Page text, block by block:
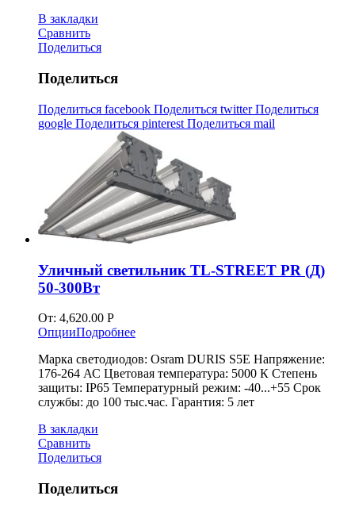
В закладки
Сравнить
Поделиться
Поделиться
Поделиться facebook Поделиться twitterПоделиться
google Поделиться pinterest Поделиться mail
Уличный светильник TL-STREET PR (Д)
50-300Вт
От: 4,620.00 Р
ОпцииПодробнее
Марка светодиодов: Osram DURIS S5E Напряжение:
176-264 АС Цветовая температура: 5000 К Степень
защиты: IP65 Температурный режим: -40...+55 Срок
службы: до 100 тыс.час. Гарантия: 5 лет
В закладки
Сравнить
Поделиться
Поделиться